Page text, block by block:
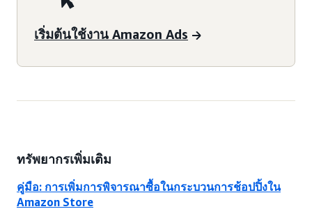
เริ่มต้นใช้งาน Amazon Ads
ทรัพยากรเพิ่มเติม
คู่มือ: การเพิ่มการพิจารณาซื้อในกระบวนการช้อปปิ้งใน
Amazon Store